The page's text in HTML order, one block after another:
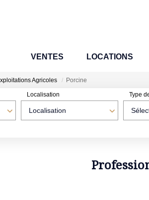
VENTES LOCATIONS
Agricoles Porcine
Localisation
Localisation Type